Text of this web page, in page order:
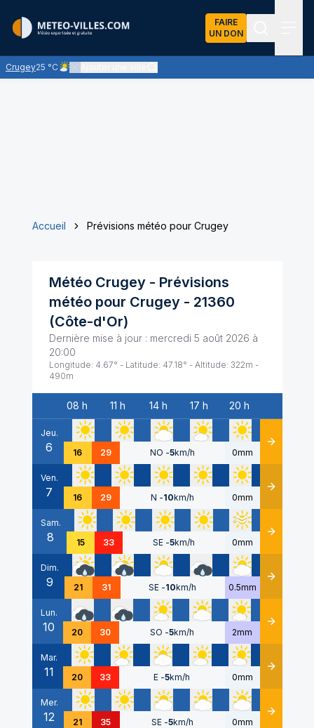
FAIRE
UN DON
Crugey25 °C
Ciel peu nuageux - le soleil domine largement
Accueil Prévisions météo pour Crugey
Météo Crugey- Prévisions
météo pour Crugey- 21360
(Côte-d'Or)
Dernière mise à jour : mercredi 5 août 2026 à
20:00
Longitude: 4.67° - Latitude: 47.18° - Altitude: 322m -
490m
Date
08 h 11 h 14 h 17 h 20 h
Jeu.
6 16 29 NO -5km/h 0mm Détails
Ven.
7 16 29 N -10km/h 0mm Détails
Sam.
8 15 33 SE -5km/h 0mm Détails
Dim.
9 21 31 SE -10km/h 0.5mm Détails
Lun.
10 20 30 SO -5km/h 2mm Détails
Mar.
11 20 33 E -5km/h 0mm Détails
Mer.
12 21 35 SE -5km/h 0mm Détails